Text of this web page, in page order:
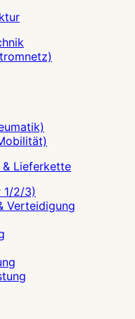
Lieferkette
1/2/3)
Verteidigung